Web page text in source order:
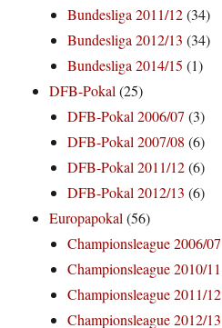
Bundesliga 2011/12(34)
Bundesliga 2012/13 (34)
Bundesliga 2014/15 (1)
DFB-Pokal(25)
DFB-Pokal 2006/07 (3)
DFB-Pokal 2007/08 (6)
DFB-Pokal 2011/12(6)
DFB-Pokal 2012/13 (6)
Europapokal(56)
Championsleague 2006/07
Championsleague 2010/11
Championsleague 2011/12
Championsleague 2012/13